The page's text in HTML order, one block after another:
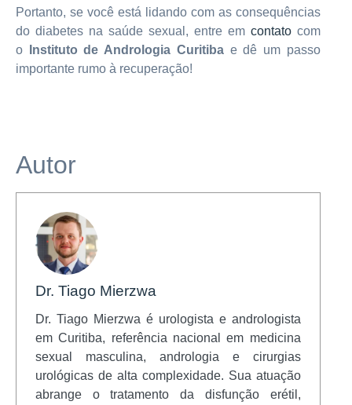
Portanto, se você está lidando com as consequências
do diabetes na saúde sexual, entre em contatocom
o
Instituto de Andrologia Curitibae dê um passo
importante rumo à recuperação!
Autor
Dr. Tiago Mierzwa
Dr. Tiago Mierzwa é urologista e andrologista
em Curitiba, referência nacional em medicina
sexual masculina, andrologia e cirurgias
urológicas de alta complexidade. Sua atuação
abrange o tratamento da disfunção erétil,